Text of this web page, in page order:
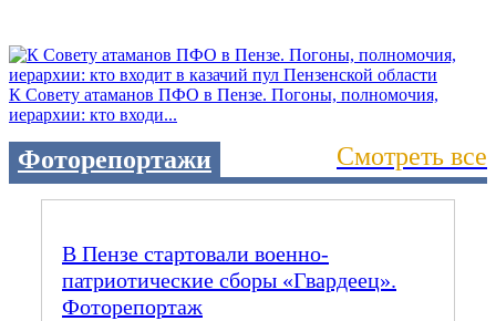
К Совету атаманов ПФО в Пензе. Погоны, полномочия,
иерархии: кто входи...
Фоторепортажи Смотреть все
В Пензе стартовали военно-
патриотические сборы «Гвардеец».
Фоторепортаж